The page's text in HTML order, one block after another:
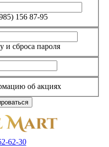
156 87-95
и сброса пароля
об акциях
62-30